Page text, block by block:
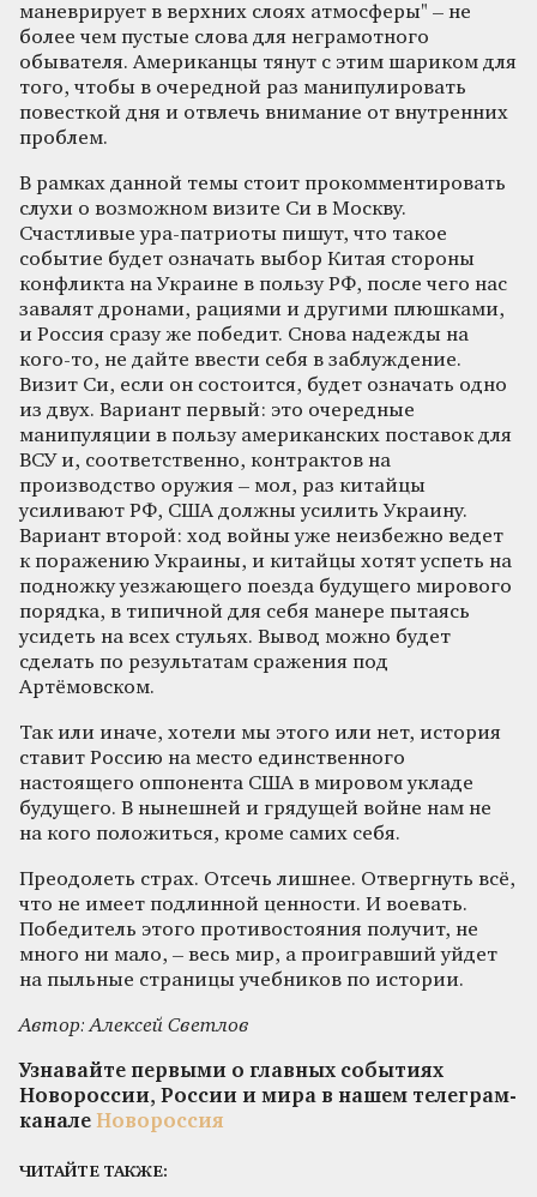
маневрирует в верхних слоях атмосферы" – не
более чем пустые слова для неграмотного
обывателя. Американцы тянут с этим шариком для
того, чтобы в очередной раз манипулировать
повесткой дня и отвлечь внимание от внутренних
проблем.
В рамках данной темы стоит прокомментировать
слухи о возможном визите Си в Москву.
Счастливые ура-патриоты пишут, что такое
событие будет означать выбор Китая стороны
конфликта на Украине в пользу РФ, после чего нас
завалят дронами, рациями и другими плюшками,
и Россия сразу же победит. Снова надежды на
кого-то, не дайте ввести себя в заблуждение.
Визит Си, если он состоится, будет означать одно
из двух. Вариант первый: это очередные
манипуляции в пользу американских поставок для
ВСУ и, соответственно, контрактов на
производство оружия – мол, раз китайцы
усиливают РФ, США должны усилить Украину.
Вариант второй: ход войны уже неизбежно ведет
к поражению Украины, и китайцы хотят успеть на
подножку уезжающего поезда будущего мирового
порядка, в типичной для себя манере пытаясь
усидеть на всех стульях. Вывод можно будет
сделать по результатам сражения под
Артёмовском.
Так или иначе, хотели мы этого или нет, история
ставит Россию на место единственного
настоящего оппонента США в мировом укладе
будущего. В нынешней и грядущей войне нам не
на кого положиться, кроме самих себя.
Преодолеть страх. Отсечь лишнее. Отвергнуть всё,
что не имеет подлинной ценности. И воевать.
Победитель этого противостояния получит, не
много ни мало, – весь мир, а проигравший уйдет
на пыльные страницы учебников по истории.
Автор: Алексей Светлов
Узнавайте первыми о главных событиях
Новороссии, России и мира в нашем телеграм-
канале Новороссия
ЧИТАЙТЕ ТАКЖЕ: